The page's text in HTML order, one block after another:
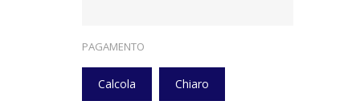
PAGAMENTO
Calcola Chiaro